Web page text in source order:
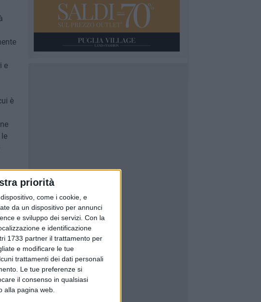
priorità
come i cookie, e
da un dispositivo per annunci
e sviluppo dei servizi. Con la
e identificazione
1733 partner il trattamento per
e modificare le tue
trattamenti dei dati personali
Le tue preferenze si
il consenso in qualsiasi
alla pagina web.
e
è
che
a